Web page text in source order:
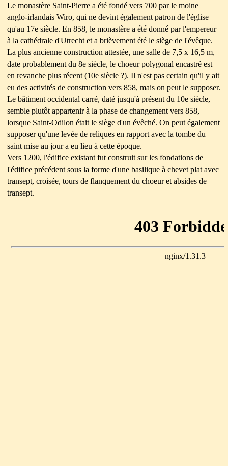
Le monastère Saint-Pierre a été fondé vers 700 par le moine
anglo-irlandais Wiro, qui ne devint également patron de l'église
qu'au 17e siècle. En 858, le monastère a été donné par l'empereur
à la cathédrale d'Utrecht et a brièvement été le siège de l'évêque.
La plus ancienne construction attestée, une salle de 7,5 x 16,5 m,
date probablement du 8e siècle, le choeur polygonal encastré est
en revanche plus récent (10e siècle ?). Il n'est pas certain qu'il y ait
eu des activités de construction vers 858, mais on peut le supposer.
Le bâtiment occidental carré, daté jusqu'à présent du 10e siècle,
semble plutôt appartenir à la phase de changement vers 858,
lorsque Saint-Odilon était le siège d'un évêché. On peut également
supposer qu'une levée de reliques en rapport avec la tombe du
saint mise au jour a eu lieu à cette époque.
Vers 1200, l'édifice existant fut construit sur les fondations de
l'édifice précédent sous la forme d'une basilique à chevet plat avec
transept, croisée, tours de flanquement du choeur et absides de
transept.